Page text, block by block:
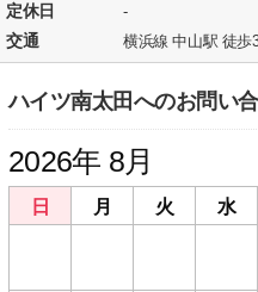
定休日 -
交通 横浜線 中山駅 徒歩
ハイツ南太田へのお問い
2026年 8月
日 月 火 水